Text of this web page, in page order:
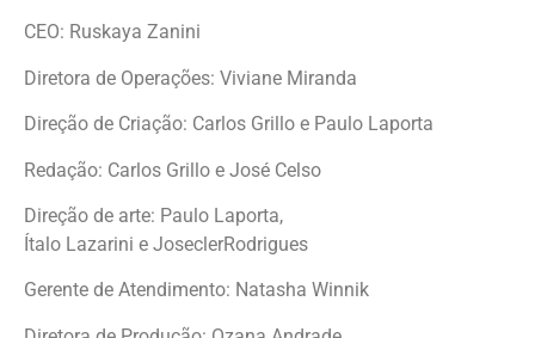
CEO: Ruskaya Zanini
Diretora de Operações: Viviane Miranda
Direção de Criação: Carlos Grillo e Paulo Laporta
Redação: Carlos Grillo e José Celso
Direção de arte: Paulo Laporta,
Ítalo Lazarini e JoseclerRodrigues
Gerente de Atendimento: Natasha Winnik